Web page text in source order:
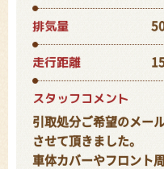
排気量
走行距離
スタッフコメント
引取処分ご希望のメー
させて頂きました。
車体カバーやフロント